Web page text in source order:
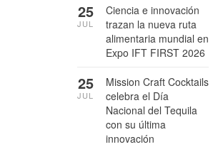
Ciencia e innovación
trazan la nueva ruta
alimentaria mundial en
Expo IFT FIRST 2026
25
JUL
Mission Craft Cocktails
celebra el Día
Nacional del Tequila
con su última
innovación
25
JUL